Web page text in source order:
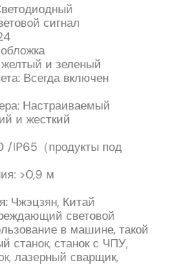
сигнал
и зеленый
Всегда включен
Настраиваемый
и жесткий
/IP65（продукты под
>0,9 м
Чжэцзян, Китай
световой
в машине, такой
станок, станок с ЧПУ,
лазерный сварщик,